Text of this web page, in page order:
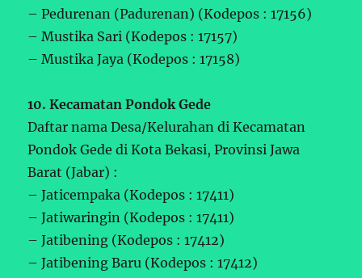
– Pedurenan (Padurenan) (Kodepos : 17156)
– Mustika Sari (Kodepos : 17157)
– Mustika Jaya (Kodepos : 17158)
10. Kecamatan Pondok Gede
Daftar nama Desa/Kelurahan di Kecamatan
Pondok Gede di Kota Bekasi, Provinsi Jawa
Barat (Jabar) :
– Jaticempaka (Kodepos : 17411)
– Jatiwaringin (Kodepos : 17411)
– Jatibening (Kodepos : 17412)
– Jatibening Baru (Kodepos : 17412)